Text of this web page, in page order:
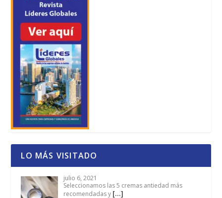
LO MÁS VISITADO
julio 6, 2021
Seleccionamos las 5 cremas antiedad más
recomendadas y […]